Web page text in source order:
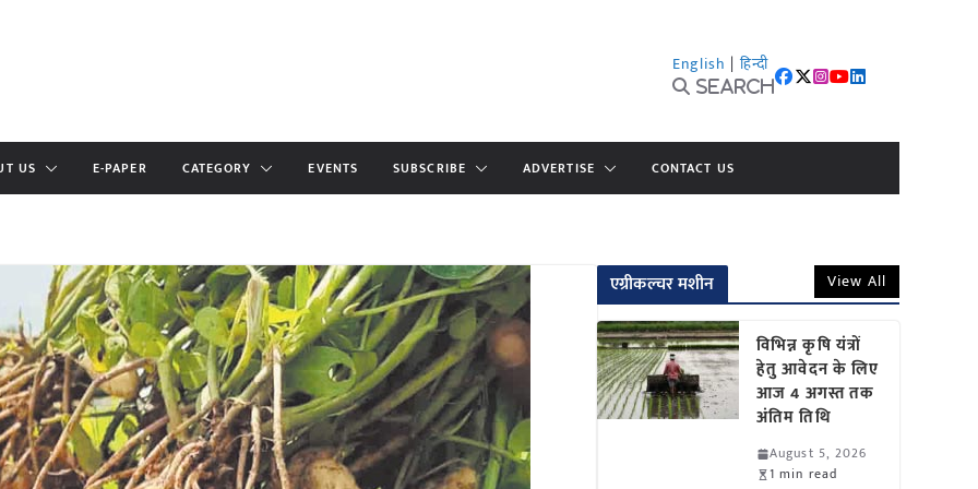
English | हिन्दी
Search
US E-PAPER CATEGORY EVENTS SUBSCRIBE ADVERTISE CONTACT US
एग्रीकल्चर मशीन View All
विभिन्न कृषि यंत्रों
हेतु आवेदन के लिए
आज 4 अगस्त तक
अंतिम तिथि
August 5, 2026
1 min read